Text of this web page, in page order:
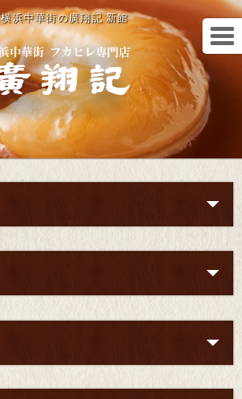
横浜中華街の廣翔記 新館